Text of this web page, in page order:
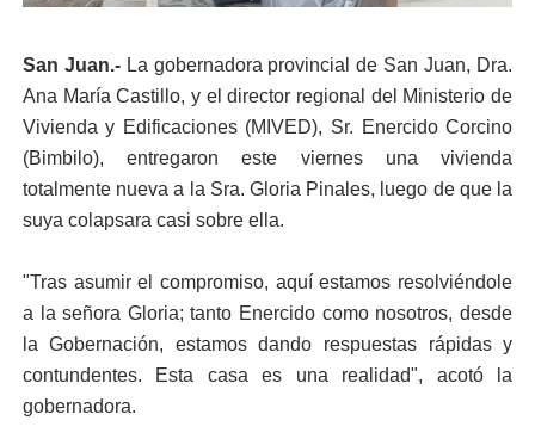
San Juan.-La gobernadora provincial de San Juan, Dra.
Ana María Castillo, y el director regional del Ministerio de
Vivienda y Edificaciones (MIVED), Sr. Enercido Corcino
(Bimbilo), entregaron este viernes una vivienda
totalmente nueva a la Sra. Gloria Pinales, luego de que la
suya colapsara casi sobre ella.
"Tras asumir el compromiso, aquí estamos resolviéndole
a la señora Gloria; tanto Enercido como nosotros, desde
la Gobernación, estamos dando respuestas rápidas y
contundentes. Esta casa es una realidad", acotó la
gobernadora.